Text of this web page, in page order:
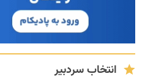
انتخاب سردبیر